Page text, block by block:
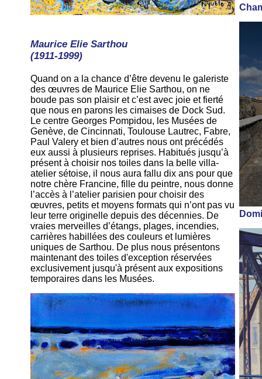
Maurice Elie Sarthou
(1911-1999)
Quand on a la chance d’être devenu le galeriste
des œuvres de Maurice Elie Sarthou, on ne
boude pas son plaisir et c’est avec joie et fierté
que nous en parons les cimaises de Dock Sud.
Le centre Georges Pompidou, les Musées de
Genève, de Cincinnati, Toulouse Lautrec, Fabre,
Paul Valery et bien d’autres nous ont précédés
eux aussi à plusieurs reprises. Habitués jusqu’à
présent à choisir nos toiles dans la belle villa-
atelier sétoise, il nous aura fallu dix ans pour que
notre chère Francine, fille du peintre, nous donne
l’accès à l’atelier parisien pour choisir des
œuvres, petits et moyens formats qui n’ont pas vu
leur terre originelle depuis des décennies. De
vraies merveilles d’étangs, plages, incendies,
carrières habillées des couleurs et lumières
uniques de Sarthou. De plus nous présentons
maintenant des toiles d'exception réservées
exclusivement jusqu'à présent aux expositions
temporaires dans les Musées.